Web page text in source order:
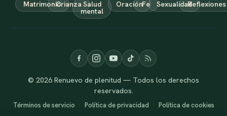
MatrimonioCrianza Salud
mental
OraciónFe SexualidadReflexiones
© 2026 Renuevo de plenitud — Todos los derechos
reservados.
Términos de servicio · Política de privacidad · Política de cookies